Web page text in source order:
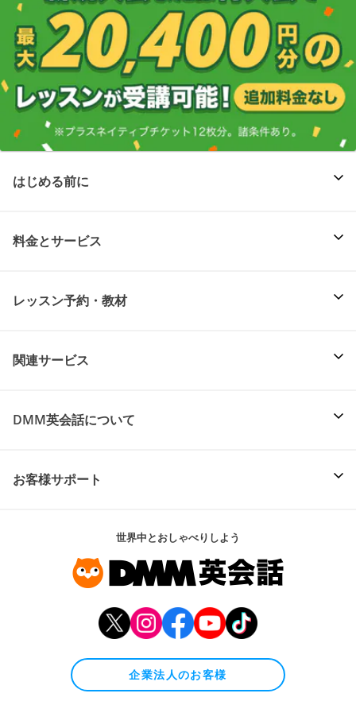
はじめる前に
料金とサービス
レッスン予約・教材
関連サービス
DMM英会話について
お客様サポート
世界中とおしゃべりしよう
企業法人のお客様